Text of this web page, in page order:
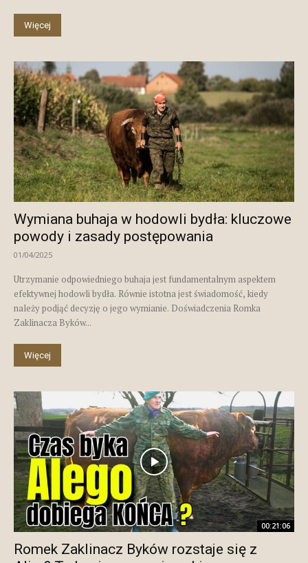
Więcej
Wymiana buhaja w hodowli bydła: kluczowe
powody i zasady postępowania
01/04/2025
Utrzymanie odpowiedniego buhaja jest fundamentalnym aspektem
efektywnej hodowli bydła. Równie istotna jest świadomość, kiedy
należy podjąć decyzję o jego wymianie. Doświadczenia Romka
Zaklinacza Byków...
Więcej
00:21:06
Romek Zaklinacz Byków rozstaje się z